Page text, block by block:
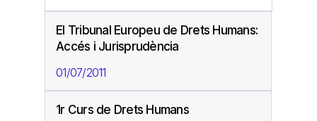
El Tribunal Europeu de Drets Humans:
Accés i Jurisprudència
01/07/2011
1r Curs de Drets Humans